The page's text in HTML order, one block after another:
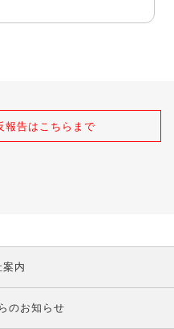
報告はこちらまで
案内
のお知らせ